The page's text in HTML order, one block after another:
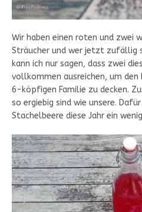
Wir haben einen roten und zwei
Sträucher und wer jetzt zufällig
kann ich nur sagen, dass zwei
vollkommen ausreichen, um
6-köpfigen Familie zu decken.
so ergiebig sind wie unsere.
Stachelbeere diese Jahr ein